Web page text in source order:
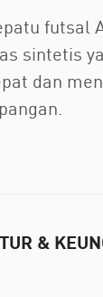
futsal
sintetis
dan
&